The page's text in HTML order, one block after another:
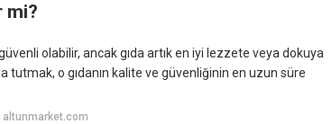
mi?
olabilir, ancak gıda artık en iyi lezzete veya dokuya
tutmak, o gıdanın kalite ve güvenliğinin en uzun süre
altunmarket.com